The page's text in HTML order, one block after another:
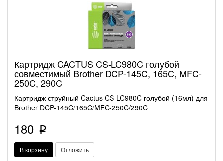
Картридж CACTUS CS-LC980C голубой
совместимый Brother DCP-145C, 165C, MFC-
250C, 290C
Картридж струйный Cactus CS-LC980C голубой (16мл) для
Brother DCP-145C/165C/MFC-250C/290C
180 p
В корзину Отложить